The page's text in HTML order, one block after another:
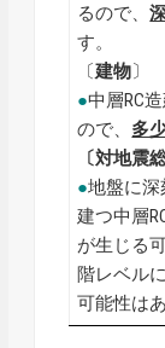
るので、
す。
〔建物〕
●中層RC
ので、 多
〔対地震
●地盤に
建つ中層
が生じる
階レベル
可能性は